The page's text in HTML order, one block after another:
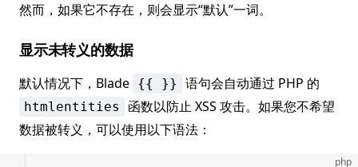
然而，如果它不存在，则会显示“默认”一词。
显示未转义的数据
默认情况下，Blade {{ }} 语句会自动通过 PHP 的
htmlentities
函数以防止 XSS 攻击。如果您不希望
数据被转义，可以使用以下语法：
php